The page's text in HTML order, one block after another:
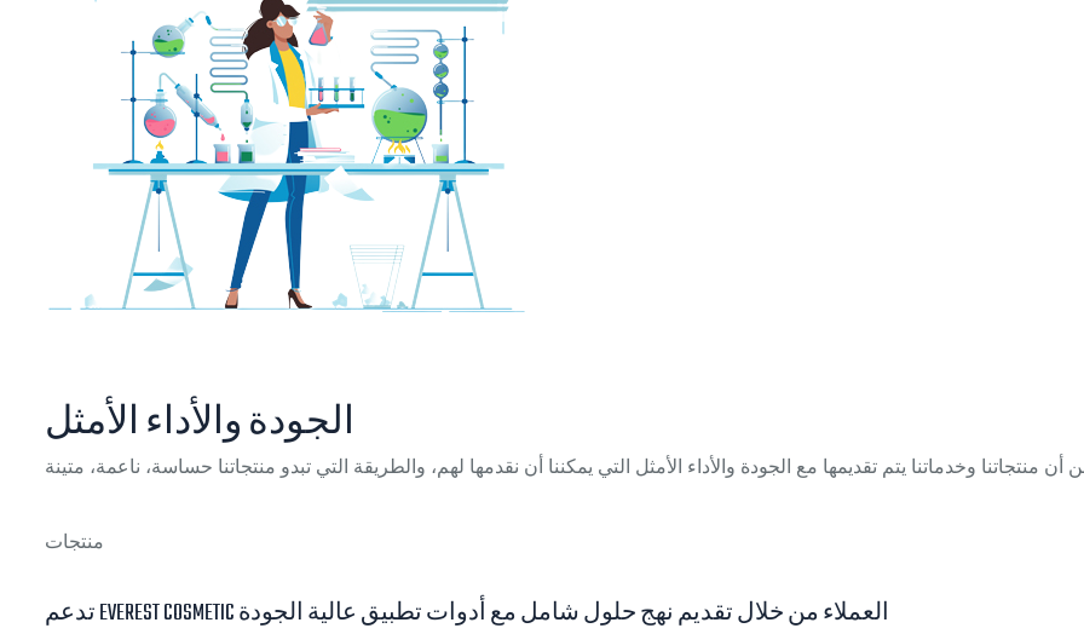
الجودة والأداء الأمثل
منتجات
تدعم EVEREST COSMETIC العملاء من خلال تقديم نهج حلول شامل مع أدوات تطبيق عالية الجودة